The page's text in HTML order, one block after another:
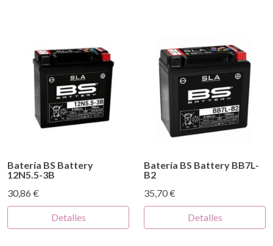
Batería BS Battery
12N5.5-3B
30,86 €
Detalles
Batería BS Battery BB7L-
B2
35,70 €
Detalles